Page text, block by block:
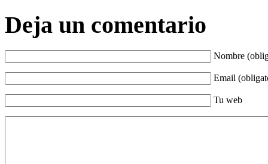
Deja un comentario
Nombre
Email
Tu web